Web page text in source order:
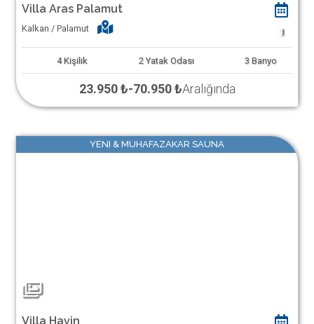
Villa Aras Palamut
Kalkan / Palamut 1
4 Kişilik 2 Yatak Odası 3 Banyo
23.950 ₺-70.950 ₺Aralığında
YENI & MUHAFAZAKAR SAUNA
Villa Havin